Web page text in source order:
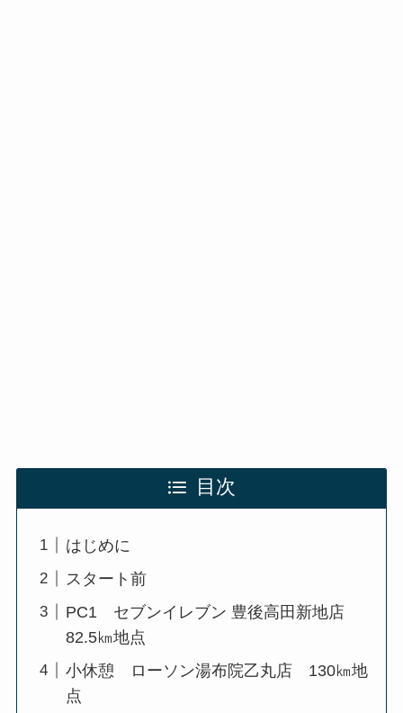
目次
はじめに
スタート前
PC1 セブンイレブン 豊後高田新地店
82.5㎞地点
小休憩 ローソン湯布院乙丸店 130㎞地
点